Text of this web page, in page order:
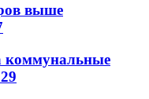
выше
коммунальные